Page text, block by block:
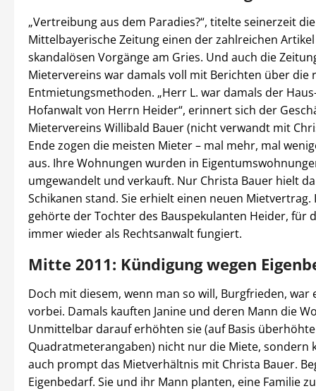
„Vertreibung aus dem Paradies?“, titelte seinerzeit die
Mittelbayerische Zeitung einen der zahlreichen
skandalösen Vorgänge am Gries. Und auch die
Mietervereins war damals voll mit Berichten über die
Entmietungsmethoden. „Herr L. war damals der
Hofanwalt von Herrn Heider“, erinnert sich der
Mietervereins Willibald Bauer (nicht verwandt mit
Ende zogen die meisten Mieter – mal mehr, mal
aus. Ihre Wohnungen wurden in
umgewandelt und verkauft. Nur Christa Bauer hielt
Schikanen stand. Sie erhielt einen neuen
gehörte der Tochter des Bauspekulanten Heider, für
immer wieder als Rechtsanwalt fungiert.
Mitte 2011: Kündigung wegen
Doch mit diesem, wenn man so will, Burgfrieden, war
vorbei. Damals kauften Janine und deren Mann die
Unmittelbar darauf erhöhten sie (auf Basis
Quadratmeterangaben) nicht nur die Miete, sondern
auch prompt das Mietverhältnis mit Christa Bauer.
Eigenbedarf. Sie und ihr Mann planten, eine Familie